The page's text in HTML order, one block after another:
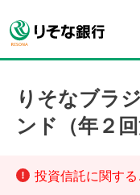
りそなブラ
ンド（年２回
投資信託に関す